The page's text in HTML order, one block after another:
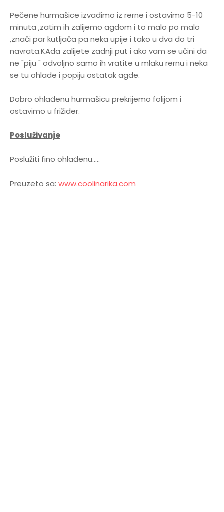
Pečene hurmašice izvadimo iz rerne i ostavimo 5-10
minuta ,zatim ih zalijemo agdom i to malo po malo
,znači par kutljača pa neka upije i tako u dva do tri
navrata.KAda zalijete zadnji put i ako vam se učini da
ne "piju " odvoljno samo ih vratite u mlaku rernu i neka
se tu ohlade i popiju ostatak agde.
Dobro ohlađenu hurmašicu prekrijemo folijom i
ostavimo u frižider.
Posluživanje
Poslužiti fino ohlađenu.....
Preuzeto sa: www.coolinarika.com